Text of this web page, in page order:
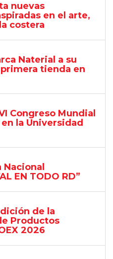
nuevas
en el arte,
costera
Naterial a su
tienda en
Congreso Mundial
la Universidad
Nacional
EN TODO RD”
de la
Productos
2026